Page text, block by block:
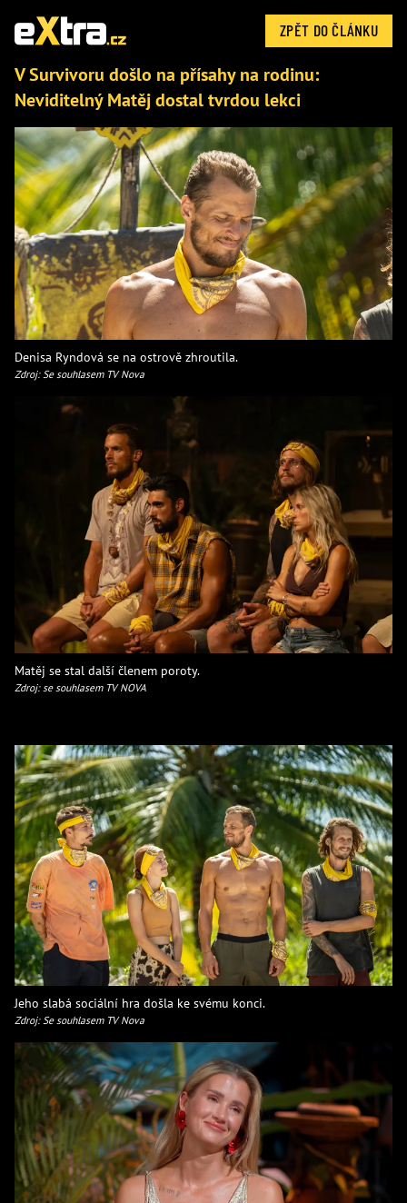
ZPĚT DO ČLÁNKU
V Survivoru došlo na přísahy na rodinu:
Neviditelný Matěj dostal tvrdou lekci
Denisa Ryndová se na ostrově zhroutila.
Zdroj: Se souhlasem TV Nova
Matěj se stal další členem poroty.
Zdroj: se souhlasem TV NOVA
Jeho slabá sociální hra došla ke svému konci.
Zdroj: Se souhlasem TV Nova